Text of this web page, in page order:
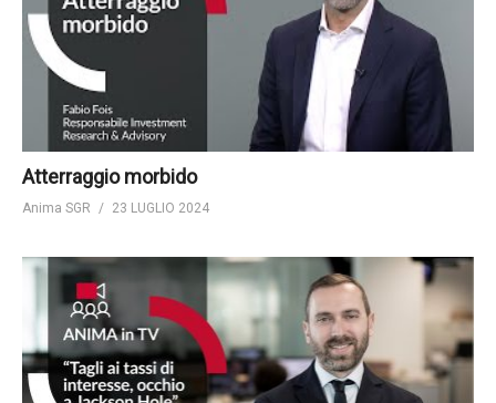
Atterraggio morbido
Anima SGR 23 LUGLIO 2024